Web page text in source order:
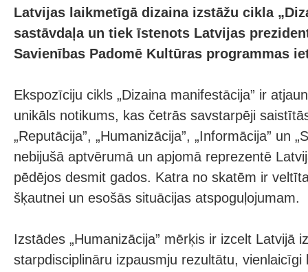
Latvijas laikmetīgā dizaina izstāžu cikla
sastāvdaļa un tiek īstenots Latvijas
Savienības Padomē Kultūras programmas
Ekspozīciju cikls „Dizaina manifestācija” ir
unikāls notikums, kas četrās savstarpēji
„Reputācija”, „Humanizācija”, „Informācija” un
nebijušā aptvērumā un apjomā reprezentē
pēdējos desmit gados. Katra no skatēm ir
šķautnei un esošās situācijas atspoguļojumam.
Izstādes „Humanizācija” mērķis ir izcelt Latvijā
starpdisciplināru izpausmju rezultātu, vienlaicīgi